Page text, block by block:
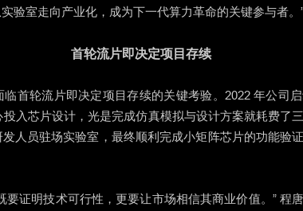
验室走向产业化，成为下一代算力革命的关键参与者。
首轮流片即决定项目存续
首轮流片即决定项目存续的关键考验。2022 年公司
入芯片设计，光是完成仿真模拟与设计方案就耗费了
人员驻场实验室，最终顺利完成小矩阵芯片的功能验
要证明技术可行性，更要让市场相信其商业价值。” 程